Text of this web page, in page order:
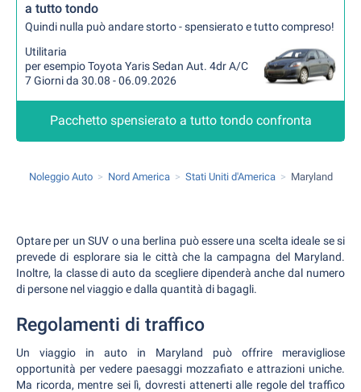
a tutto tondo
Quindi nulla può andare storto - spensierato e tutto compreso!
Utilitaria
per esempio Toyota Yaris Sedan Aut. 4dr A/C
7 Giorni da 30.08 - 06.09.2026
Pacchetto spensierato a tutto tondo confronta
Noleggio Auto Nord America Stati Uniti d'America Maryland
Optare per un SUV o una berlina può essere una scelta ideale se si
prevede di esplorare sia le città che la campagna del Maryland.
Inoltre, la classe di auto da scegliere dipenderà anche dal numero
di persone nel viaggio e dalla quantità di bagagli.
Regolamenti di traffico
Un viaggio in auto in Maryland può offrire meravigliose
opportunità per vedere paesaggi mozzafiato e attrazioni uniche.
Ma ricorda, mentre sei lì, dovresti attenerti alle regole del traffico